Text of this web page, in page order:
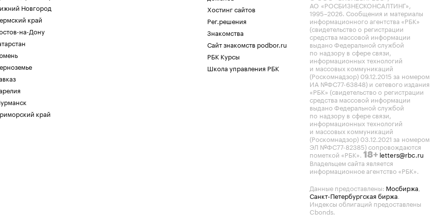
Новгород
край
на-Дону
край
Хостинг сайтов
Рег.решения
Знакомства
Сайт знакомств podbor.ru
РБК Курсы
Школа управления РБК
АО «РОСБИЗНЕСКОНСАЛТИНГ»,
1995–2026. Сообщения и материалы
информационного агентства «РБК»
(свидетельство о регистрации
средства массовой информации
выдано Федеральной службой
по надзору в сфере связи,
информационных технологий
и массовых коммуникаций
(Роскомнадзор) 09.12.2015 за номером
ИА №ФС77-63848) и сетевого издания
«РБК» (свидетельство о регистрации
средства массовой информации
выдано Федеральной службой
по надзору в сфере связи,
информационных технологий
и массовых коммуникаций
(Роскомнадзор) 03.12.2021 за номером
ЭЛ №ФС77-82385) сопровождаются
пометкой «РБК». 18+ letters@rbc.ru
Владельцем сайта является
информационное агентство «РБК».
Данные предоставлены: Мосбиржа,
Санкт-Петербургская биржа.
Индексы облигаций предоставлены
Cbonds.